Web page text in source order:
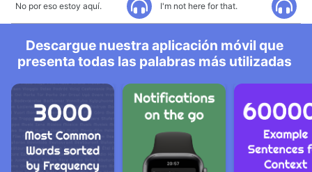
No por eso estoy aquí. I'm not here for that.
Descargue nuestra aplicación móvil que
presenta todas las palabras más utilizadas